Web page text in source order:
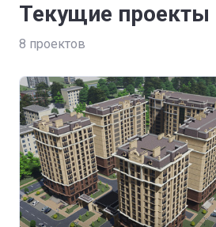
Текущие проекты
8 проектов